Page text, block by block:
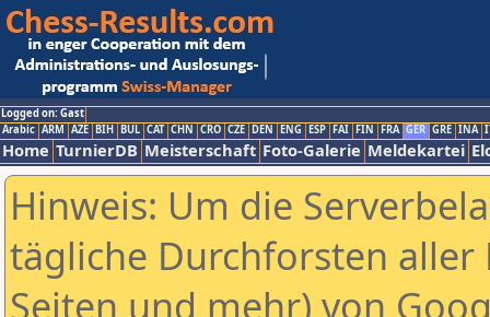
Logged on: Gast
Arabic ARM AZE BIH BUL CAT CHN CRO CZE DEN ENG ESP FAI FIN FRA GER GRE INA
Home TurnierDB Meisterschaft Foto-Galerie Meldekartei
Hinweis: Um die
tägliche Durchforsten aller
Seiten und mehr) von